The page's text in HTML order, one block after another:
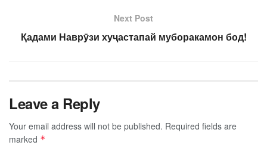
Next Post
Қадами Наврӯзи хуҷастапай муборакамон бод!
Leave a Reply
Your email address will not be published. Required fields are
marked *